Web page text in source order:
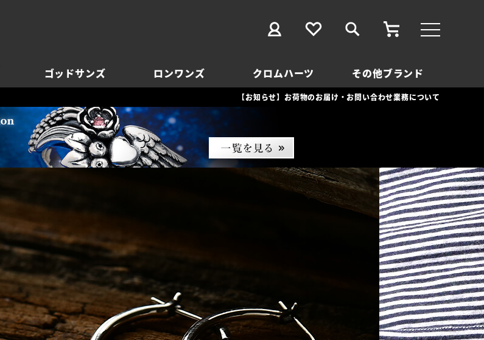
ゴッドサンズ ロンワンズ クロムハーツ その他ブランド
【お知らせ】お荷物のお届け・お問い合わせ業務について